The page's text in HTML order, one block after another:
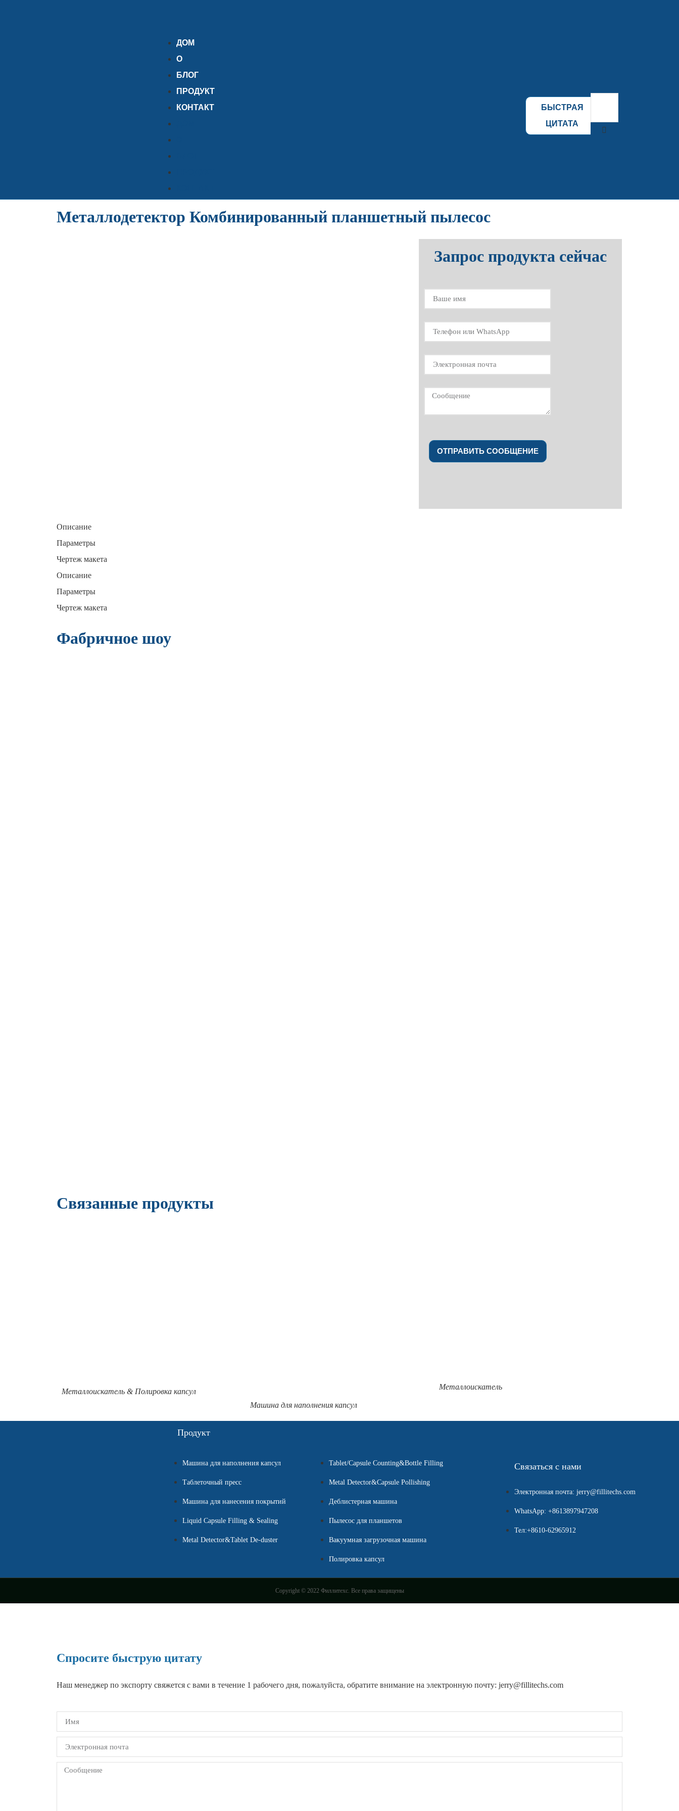
ДОМ
О
БЛОГ
ПРОДУКТ
КОНТАКТ
БЫСТРАЯ
ЦИТАТА
Металлодетектор Комбинированный планшетный пылесос
Запрос продукта сейчас
ОТПРАВИТЬ СООБЩЕНИЕ
Описание
Параметры
Чертеж макета
Описание
Параметры
Чертеж макета
Фабричное шоу
Связанные продукты
Металлоискатель & Полировка капсул
Машина для наполнения капсул
Металлоискатель
Продукт
Машина для наполнения капсул
Таблеточный пресс
Машина для нанесения покрытий
Liquid Capsule Filling & Sealing
Metal Detector&Tablet De-duster
Tablet/Capsule Counting&Bottle Filling
Metal Detector&Capsule Pollishing
Деблистерная машина
Пылесос для планшетов
Вакуумная загрузочная машина
Полировка капсул
Связаться с нами
Электронная почта: jerry@fillitechs.com
WhatsApp: +8613897947208
Тел:+8610-62965912
Copyright © 2022 Филлитехс. Все права защищены
Спросите быструю цитату
Наш менеджер по экспорту свяжется с вами в течение 1 рабочего дня, пожалуйста, обратите внимание на электронную почту: jerry@fillitechs.com